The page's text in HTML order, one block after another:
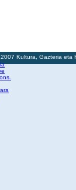
2007 Kultura, Gazteria eta